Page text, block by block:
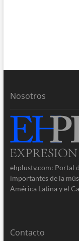
Nosotros
ehplustv.com: Portal
importantes de la
América Latina y el
Contacto